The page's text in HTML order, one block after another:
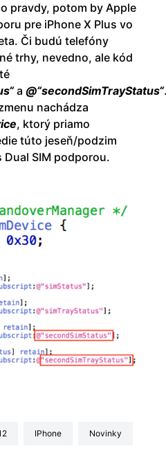
pravdy, potom by Apple
pre iPhone X Plus vo
Či budú telefóny
trhy, nevedno, ale kód
a @“secondSimTrayStatus“
nachádza
, ktorý priamo
túto jeseň/podzim
SIM podporou.
iPhone Novinky